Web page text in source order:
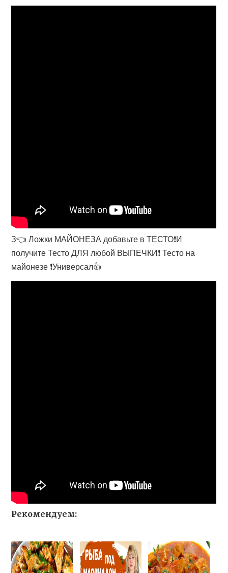
З👈 Ложки МАЙОНЕЗА добавьте в ТЕСТО❗И
получите Тесто ДЛЯ любой ВЫПЕЧКИ❗ Тесто на
майонезе ❗Универсал👍
Рекомендуем: